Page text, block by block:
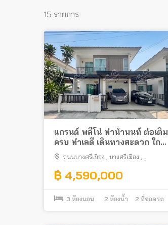
15 รายการ
แกรนด์ พลีโน่ ท่าน้ำนนท์ ต่อเติม
ครบ ทำเลดี เดินทางสะดวก ใกล้
แม็คโคร นครอินทร์
ถนนบางศรีเมือง , บางศรีเมือง ,
฿ 4,590,000
3 ห้องนอน 2 ห้องน้ำ 2 ที่จอดรถ